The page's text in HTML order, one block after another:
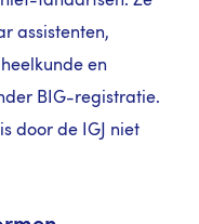
assistenten,
en
BIG-registratie.
door de IGJ niet